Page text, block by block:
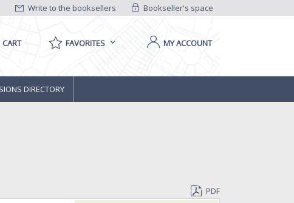
Bookseller's space
Write to the booksellers
CART FAVORITES MY ACCOUNT
DIRECTORY
PDF